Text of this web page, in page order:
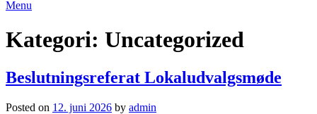
Menu
Kategori: Uncategorized
Beslutningsreferat Lokaludvalgsmøde
Posted on 12. juni 2026 by admin